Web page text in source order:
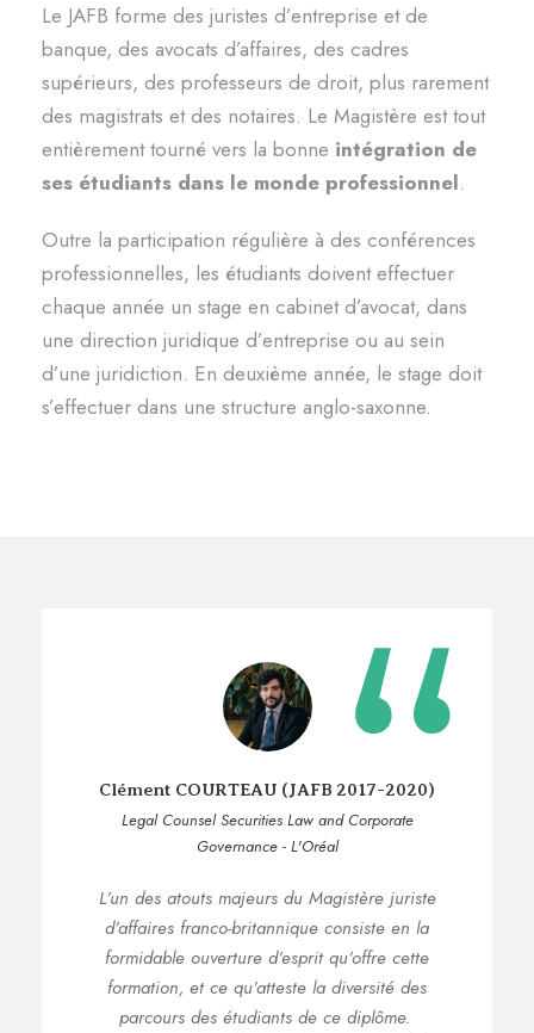
Le JAFB forme des juristes d’entreprise et de
banque, des avocats d’affaires, des cadres
supérieurs, des professeurs de droit, plus rarement
des magistrats et des notaires. Le Magistère est tout
entièrement tourné vers la bonne intégration de
ses étudiants dans le monde professionnel.
Outre la participation régulière à des conférences
professionnelles, les étudiants doivent effectuer
chaque année un stage en cabinet d’avocat, dans
une direction juridique d’entreprise ou au sein
d’une juridiction. En deuxième année, le stage doit
s’effectuer dans une structure anglo-saxonne.
“
(JAFB 2017-2020)
Law and Corporate
du Magistère juriste
britannique consiste en la
d’esprit qu’offre cette
qu’atteste la diversité des
étudiants de ce diplôme.
Antoine
Senior M&A /
à tous points de
la qualité des
qu’à Exeter,
étudiants ont la